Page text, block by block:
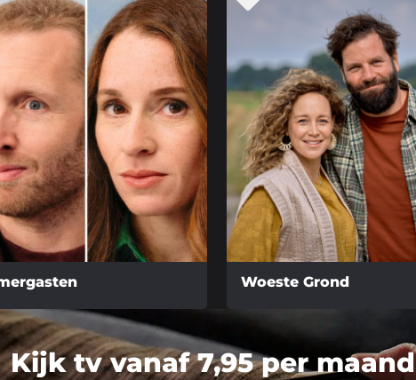
Woeste Grond
Lees
meer
over
Kijk tv vanaf 7,95 per